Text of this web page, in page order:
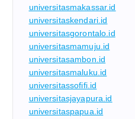
universitasmakassar.id
universitaskendari.id
universitasgorontalo.id
universitasmamuju.id
universitasambon.id
universitasmaluku.id
universitassofifi.id
universitasjayapura.id
universitaspapua.id